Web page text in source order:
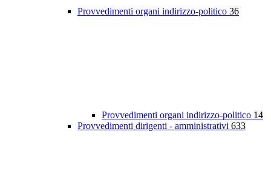
Provvedimenti organi indirizzo-politico 36
Provvedimenti organi indirizzo-politico 14
Provvedimenti dirigenti - amministrativi 633